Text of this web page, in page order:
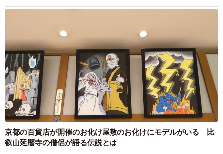
京都の百貨店が開催のお化け屋敷のお化けにモデルがいる 比
叡山延暦寺の僧侶が語る伝説とは